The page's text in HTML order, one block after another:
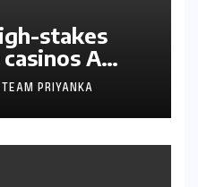
stakes
A
TEAM PRIYANKA